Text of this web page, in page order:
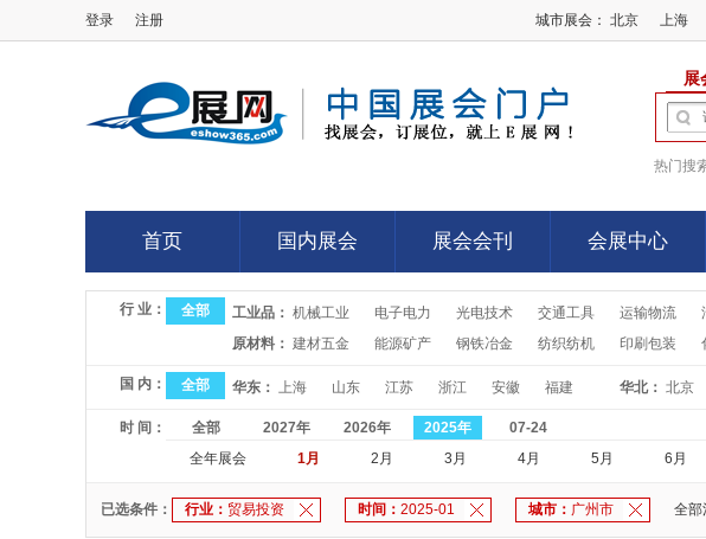
登录 注册 城市展会： 北京 上海
展
热门搜
首页
首页
国内展会
国内展会
展会会刊
展会会刊
会展中心
会展中心
行 业： 全部 工业品： 机械工业 电子电力 光电技术 交通工具 运输物流
原材料： 建材五金 能源矿产 钢铁冶金 纺织纺机 印刷包装
国 内： 全部 华东： 上海 山东 江苏 浙江 安徽 福建 华北： 北京
时 间： 全部 2027年 2026年 2025年
07-24
全年展会
1月 2月 3月 4月 5月 6月
已选条件： 行业： 贸易投资 时间： 2025-01 城市： 广州市 全部